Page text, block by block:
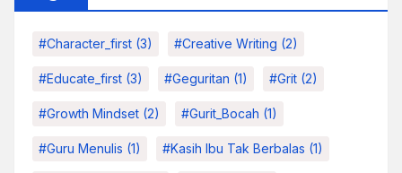
#character_first (3) #Creative Writing (2)
#educate_first (3) #Geguritan (1) #grit (2)
#growth Mindset (2) #Gurit_Bocah (1)
#Guru Menulis (1) #kasih Ibu Tak Berbalas (1)